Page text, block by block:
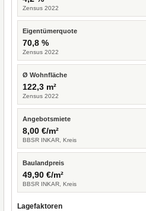
Zensus 2022
Eigentümerquote
70,8 %
Zensus 2022
Ø Wohnfläche
122,3 m²
Zensus 2022
Angebotsmiete
8,00 €/m²
BBSR INKAR, Kreis
Baulandpreis
49,90 €/m²
BBSR INKAR, Kreis
Lagefaktoren